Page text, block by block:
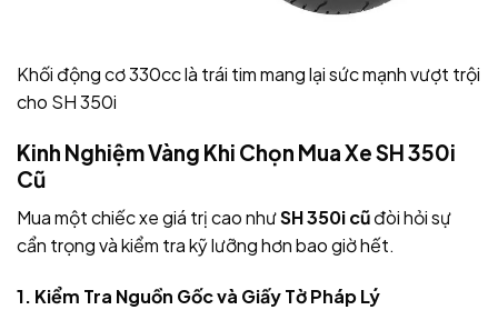
Khối động cơ 330cc là trái tim mang lại sức mạnh vượt trội
cho SH 350i
Kinh Nghiệm Vàng Khi Chọn Mua Xe SH 350i
Cũ
Mua một chiếc xe giá trị cao nhưSH 350i cũđòi hỏi sự
cẩn trọng và kiểm tra kỹ lưỡng hơn bao giờ hết.
1. Kiểm Tra Nguồn Gốc và Giấy Tờ Pháp Lý